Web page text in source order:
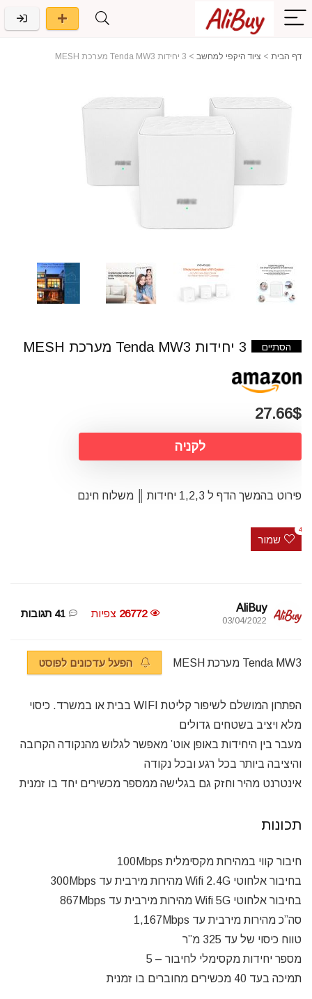
דף הבית > ציוד היקפי למחשב > 3 יחידות Tenda MW3 מערכת MESH
הסתיים 3 יחידות Tenda MW3 מערכת MESH
27.66$
לקניה
פירוט בהמשך הדף ל 1,2,3 יחידות ║ משלוח חינם
שמור
4
AliBuy
03/04/2022
26772 צפיות 41 תגובות
Tenda MW3 מערכת MESH הפעל עדכונים לפוסט
הפתרון המושלם לשיפור קליטת WIFI בבית או במשרד. כיסוי
מלא ויציב בשטחים גדולים
מעבר בין היחידות באופן אוט’ מאפשר לגלוש מהנקודה הקרובה
והיציבה ביותר בכל רגע ובכל נקודה
אינטרנט מהיר וחזק גם בגלישה ממספר מכשירים יחד בו זמנית
תכונות
חיבור קווי במהירות מקסימלית 100Mbps
בחיבור אלחוטי Wifi 2.4G מהירות מירבית עד 300Mbps
בחיבור אלחוטי Wifi 5G מהירות מירבית עד 867Mbps
סה”כ מהירות מירבית עד 1,167Mbps
טווח כיסוי של עד 325 מ”ר
מספר יחידות מקסימלי לחיבור – 5
תמיכה בעד 40 מכשירים מחוברים בו זמנית